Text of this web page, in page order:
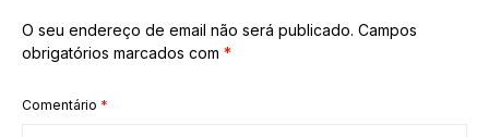
O seu endereço de email não será publicado. Campos
obrigatórios marcados com *
Comentário *